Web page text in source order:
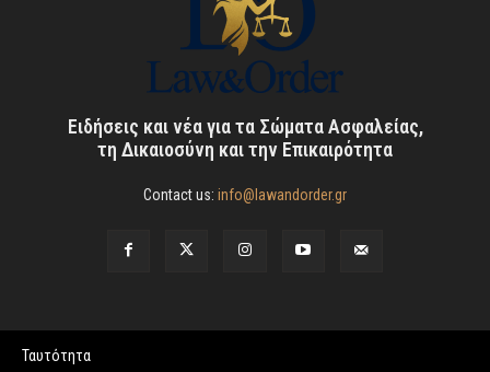
Ειδήσεις και νέα για τα Σώματα Ασφαλείας,
τη Δικαιοσύνη και την Επικαιρότητα
Contact us: info@lawandorder.gr
Ταυτότητα